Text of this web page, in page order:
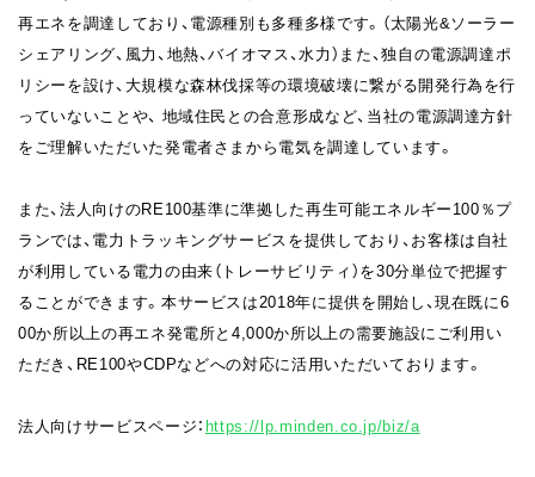
再エネを調達しており、電源種別も多種多様です。（太陽光&ソーラー
シェアリング、風力、地熱、バイオマス、水力）また、独自の電源調達ポ
リシーを設け、大規模な森林伐採等の環境破壊に繋がる開発行為を行
っていないことや、 地域住民との合意形成など、当社の電源調達方針
をご理解いただいた発電者さまから電気を調達しています。
また、法人向けのRE100基準に準拠した再生可能エネルギー100％プ
ランでは、電力トラッキングサービスを提供しており、お客様は自社
が利用している電力の由来（トレーサビリティ）を30分単位で把握す
ることができます。本サービスは2018年に提供を開始し、現在既に6
00か所以上の再エネ発電所と4,000か所以上の需要施設にご利用い
ただき、RE100やCDPなどへの対応に活用いただいております。
法人向けサービスページ： https://lp.minden.co.jp/biz/a